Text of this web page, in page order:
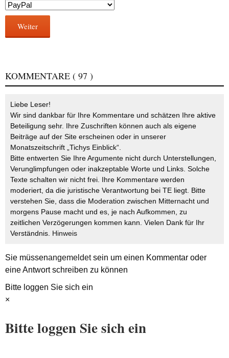
Weiter
KOMMENTARE ( 97 )
Liebe Leser!
Wir sind dankbar für Ihre Kommentare und schätzen Ihre aktive
Beteiligung sehr. Ihre Zuschriften können auch als eigene
Beiträge auf der Site erscheinen oder in unserer
Monatszeitschrift „Tichys Einblick“.
Bitte entwerten Sie Ihre Argumente nicht durch Unterstellungen,
Verunglimpfungen oder inakzeptable Worte und Links. Solche
Texte schalten wir nicht frei. Ihre Kommentare werden
moderiert, da die juristische Verantwortung bei TE liegt. Bitte
verstehen Sie, dass die Moderation zwischen Mitternacht und
morgens Pause macht und es, je nach Aufkommen, zu
zeitlichen Verzögerungen kommen kann. Vielen Dank für Ihr
Verständnis. Hinweis
Sie müssenangemeldetsein um einen Kommentar oder
eine Antwort schreiben zu können
Bitte loggen Sie sich ein
×
Bitte loggen Sie sich ein